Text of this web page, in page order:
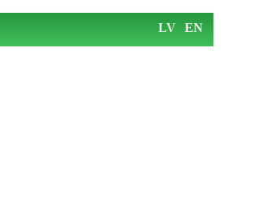
LV EN